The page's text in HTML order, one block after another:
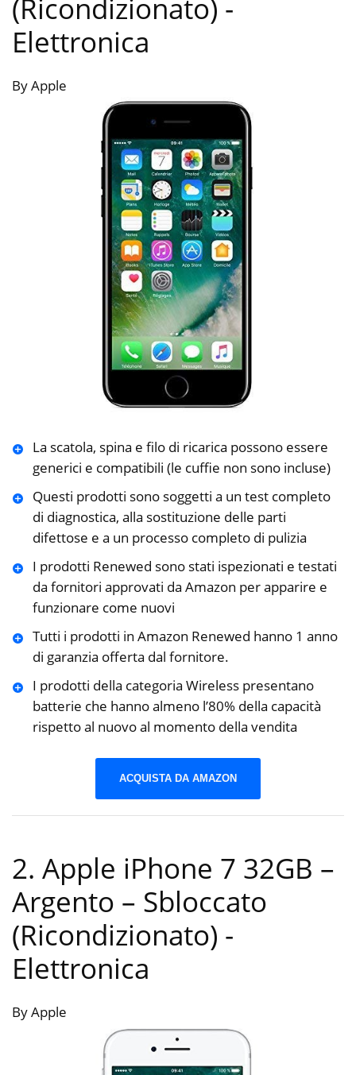
(Ricondizionato) -
Elettronica
By Apple
La scatola, spina e filo di ricarica possono essere
generici e compatibili (le cuffie non sono incluse)
Questi prodotti sono soggetti a un test completo
di diagnostica, alla sostituzione delle parti
difettose e a un processo completo di pulizia
I prodotti Renewed sono stati ispezionati e testati
da fornitori approvati da Amazon per apparire e
funzionare come nuovi
Tutti i prodotti in Amazon Renewed hanno 1 anno
di garanzia offerta dal fornitore.
I prodotti della categoria Wireless presentano
batterie che hanno almeno l’80% della capacità
rispetto al nuovo al momento della vendita
ACQUISTA DA AMAZON
2. Apple iPhone 7 32GB –
Argento – Sbloccato
(Ricondizionato) -
Elettronica
By Apple